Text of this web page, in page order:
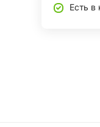
Есть в